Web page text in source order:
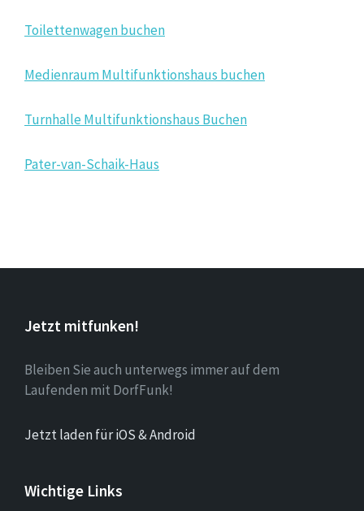
Toilettenwagen buchen
Medienraum Multifunktionshaus buchen
Turnhalle Multifunktionshaus Buchen
Pater-van-Schaik-Haus
Jetzt mitfunken!
Bleiben Sie auch unterwegs immer auf dem
Laufenden mit DorfFunk!
Jetzt laden für iOS & Android
Wichtige Links